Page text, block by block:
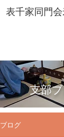
表千家同門
支部
ブログ